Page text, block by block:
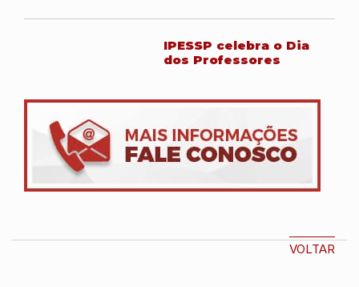
IPESSP celebra o Dia
dos Professores
VOLTAR